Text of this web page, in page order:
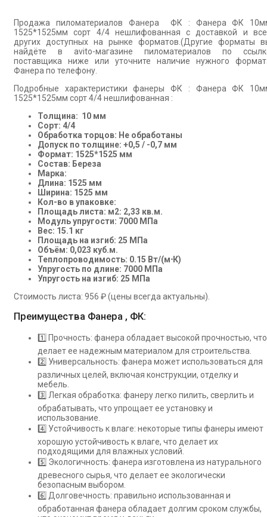
Продажа пиломатериалов Фанера ФК : Фанера ФК
1525*1525мм сорт 4/4 нешлифованная с доставкой и
других доступных на рынке форматов.(Другие форматы
найдёте в avito-магазине пиломатериалов по
поставщика ниже или уточните наличие нужного
Фанера по телефону.
Подробные характеристики фанеры ФК : Фанера ФК
1525*1525мм сорт 4/4 нешлифованная :
Толщина: 10 мм
Сорт: 4/4
Обработка торцов: Не обработаны
Допуск по толщине: +0,5 / -0,7 мм
Формат: 1525*1525 мм
Состав: Береза
Марка:
Длина: 1525 мм
Ширина: 1525 мм
Кол-во в упаковке:
Площадь листа: м2: 2,33 кв.м.
Модуль упругости: 7000 МПа
Вес: 15.1 кг
Площадь на изгиб: 25 МПа
Объём: 0,023 куб.м.
Теплопроводимость: 0.15 Вт/(м⋅К)
Упругость по длине: 7000 МПа
Упругость на изгиб: 25 МПа
Стоимость листа: 956 ₽ (цены всегда актуальны).
Преимущества Фанера , ФК:
1️⃣ Прочность: фанера обладает высокой прочностью, что
делает ее надежным материалом для строительства.
2️⃣ Универсальность: фанера может использоваться для
различных целей, включая конструкции, отделку и
мебель.
3️⃣ Легкая обработка: фанеру легко пилить, сверлить и
обрабатывать, что упрощает ее установку и
использование.
4️⃣ Устойчивость к влаге: некоторые типы фанеры имеют
хорошую устойчивость к влаге, что делает их
подходящими для влажных условий.
5️⃣ Экологичность: фанера изготовлена из натурального
древесного сырья, что делает ее экологически
безопасным выбором.
6️⃣ Долговечность: правильно использованная и
обработанная фанера обладает долгим сроком службы,